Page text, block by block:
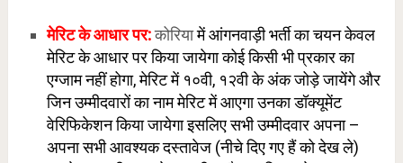
मेरिट के आधार पर:कोरियामें आंगनवाड़ी भर्ती का चयन केवल
मेरिट के आधार पर किया जायेगा कोई किसी भी प्रकार का
एग्जाम नहीं होगा, मेरिट में १०वी, १२वी के अंक जोड़े जायेंगे और
जिन उम्मीदवारों का नाम मेरिट में आएगा उनका डॉक्यूमेंट
वेरिफिकेशन किया जायेगा इसलिए सभी उम्मीदवार अपना –
अपना सभी आवश्यक दस्तावेज (नीचे दिए गए हैं को देख ले)